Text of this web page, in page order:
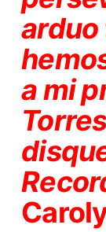
arduo
a mi